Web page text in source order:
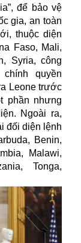
để bảo vệ
gia, an toàn
thuộc diện
Faso, Mali,
Syria, công
quyền
Leone trước
phần nhưng
Ngoài ra,
đối diện lệnh
Benin,
Malawi,
Tonga,